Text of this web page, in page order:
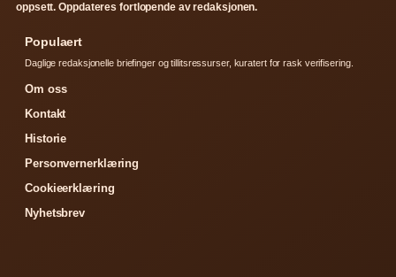
oppsett. Oppdateres fortlopende av redaksjonen.
Populaert
Daglige redaksjonelle briefinger og tillitsressurser, kuratert for rask verifisering.
Om oss
Kontakt
Historie
Personvernerklæring
Cookieerklæring
Nyhetsbrev